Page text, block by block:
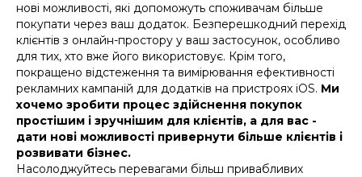
нові можливості, які допоможуть споживачам більше
покупати через ваш додаток. Безперешкодний перехід
клієнтів з онлайн-простору у ваш застосунок, особливо
для тих, хто вже його використовує. Крім того,
покращено відстеження та вимірювання ефективності
рекламних кампаній для додатків на пристроях iOS. Ми
хочемо зробити процес здійснення покупок
простішим і зручнішим для клієнтів, а для вас -
дати нові можливості привернути більше клієнтів і
розвивати бізнес.
Насолоджуйтесь перевагами більш привабливих